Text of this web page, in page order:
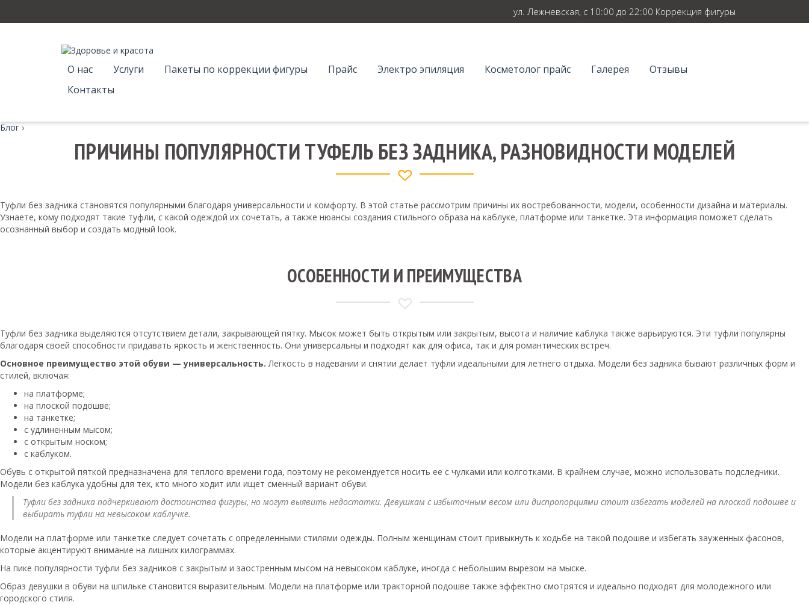
ул. Лежневская, с 10:00 до 22:00 Коррекция фигуры
О нас Услуги Пакеты по коррекции фигуры Прайс Электро эпиляция Косметолог прайс Галерея
Отзывы
Контакты
Блог ›
ПРИЧИНЫ ПОПУЛЯРНОСТИ ТУФЕЛЬ БЕЗ ЗАДНИКА, РАЗНОВИДНОСТИ МОДЕЛЕЙ
Туфли без задника становятся популярными благодаря универсальности и комфорту. В этой статье рассмотрим причины их востребованности, модели, особенности дизайна и материалы.
Узнаете, кому подходят такие туфли, с какой одеждой их сочетать, а также нюансы создания стильного образа на каблуке, платформе или танкетке. Эта информация поможет сделать
осознанный выбор и создать модный look.
ОСОБЕННОСТИ И ПРЕИМУЩЕСТВА
Туфли без задника выделяются отсутствием детали, закрывающей пятку. Мысок может быть открытым или закрытым, высота и наличие каблука также варьируются. Эти туфли популярны
благодаря своей способности придавать яркость и женственность. Они универсальны и подходят как для офиса, так и для романтических встреч.
Основное преимущество этой обуви — универсальность. Легкость в надевании и снятии делает туфли идеальными для летнего отдыха. Модели без задника бывают различных форм и
стилей, включая:
на платформе;
на плоской подошве;
на танкетке;
с удлиненным мысом;
с открытым носком;
с каблуком.
Обувь с открытой пяткой предназначена для теплого времени года, поэтому не рекомендуется носить ее с чулками или колготками. В крайнем случае, можно использовать подследники.
Модели без каблука удобны для тех, кто много ходит или ищет сменный вариант обуви.
Туфли без задника подчеркивают достоинства фигуры, но могут выявить недостатки. Девушкам с избыточным весом или диспропорциями стоит избегать моделей на плоской подошве и
выбирать туфли на невысоком каблучке.
Модели на платформе или танкетке следует сочетать с определенными стилями одежды. Полным женщинам стоит привыкнуть к ходьбе на такой подошве и избегать зауженных фасонов,
которые акцентируют внимание на лишних килограммах.
На пике популярности туфли без задников с закрытым и заостренным мысом на невысоком каблуке, иногда с небольшим вырезом на мыске.
Образ девушки в обуви на шпильке становится выразительным. Модели на платформе или тракторной подошве также эффектно смотрятся и идеально подходят для молодежного или
городского стиля.